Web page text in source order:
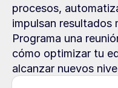
procesos,
impulsan resultados
Programa una
cómo optimizar tu
alcanzar nuevos